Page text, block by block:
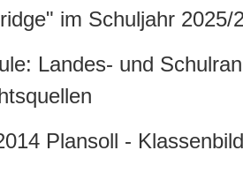
im Schuljahr 2025/
Landes- und
Plansoll -